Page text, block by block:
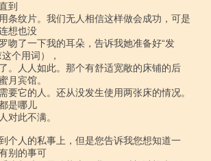
到
条纹片。我们无人相信这样做会成功，可是
想也没
吻了一下我的耳朵，告诉我她准备好“发
个用词），
。人人如此。那个有舒适宽敞的床铺的后
月宾馆。
要它的人。还从没发生使用两张床的情况。
是哪儿
对此不满。
人的私事上，但是您告诉我您想知道一
别的事可